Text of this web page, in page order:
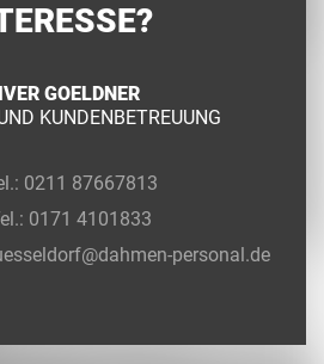
GOELDNER
KUNDENBETREUUNG
0211 87667813
0171 4101833
personal.de